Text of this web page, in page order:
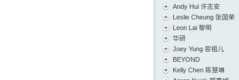
Andy Hui 许志安
Leslie Cheung 张国荣
Leon Lai 黎明
华研
Joey Yung 容祖儿
BEYOND
Kelly Chen 陈慧琳